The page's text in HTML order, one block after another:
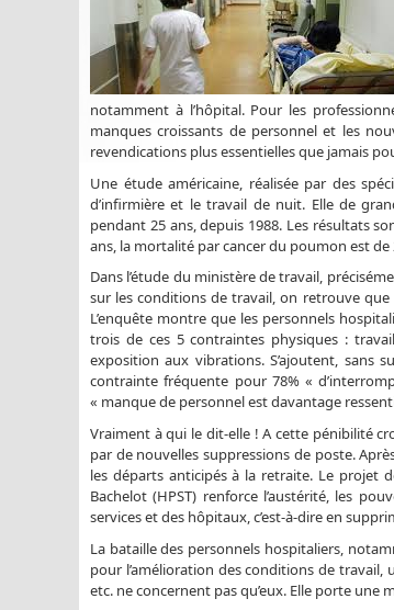
notamment à l’hôpital. Pour les
manques croissants de personnel et les
revendications plus essentielles que jamais
Une étude américaine, réalisée par des
d’infirmière et le travail de nuit. Elle de
pendant 25 ans, depuis 1988. Les résultats
ans, la mortalité par cancer du poumon est
Dans l’étude du ministère de travail,
sur les conditions de travail, on retrouve
L’enquête montre que les personnels
trois de ces 5 contraintes physiques :
exposition aux vibrations. S’ajoutent, sans
contrainte fréquente pour 78% «
« manque de personnel est davantage
Vraiment à qui le dit-elle ! A cette pénibilité
par de nouvelles suppressions de poste.
les départs anticipés à la retraite. Le projet
Bachelot (HPST) renforce l’austérité, les
services et des hôpitaux, c’est-à-dire en
La bataille des personnels hospitaliers,
pour l’amélioration des conditions de
etc. ne concernent pas qu’eux. Elle porte